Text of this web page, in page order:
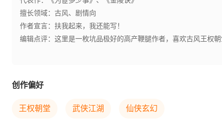
擅长领域：古风、剧情向
作者宣言：扶我起来，我还能写！
编辑点评：这里是一枚坑品极好的高产鞭腿作者，喜欢古风王权
创作偏好
王权朝堂 武侠江湖 仙侠玄幻